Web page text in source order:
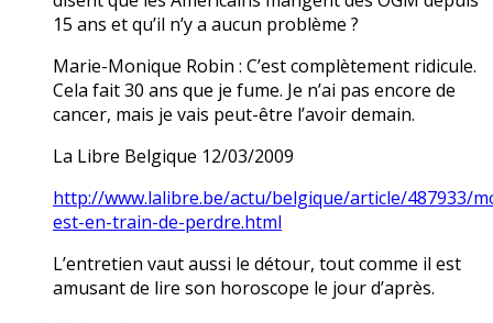
15 ans et qu’il n’y a aucun problème ?
Marie-Monique Robin : C’est complètement ridicule.
Cela fait 30 ans que je fume. Je n’ai pas encore de
cancer, mais je vais peut-être l’avoir demain.
La Libre Belgique 12/03/2009
http://www.lalibre.be/actu/belgique/article/487933/
est-en-train-de-perdre.html
L’entretien vaut aussi le détour, tout comme il est
amusant de lire son horoscope le jour d’après.